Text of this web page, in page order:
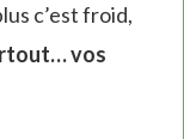
c’est froid,
vos